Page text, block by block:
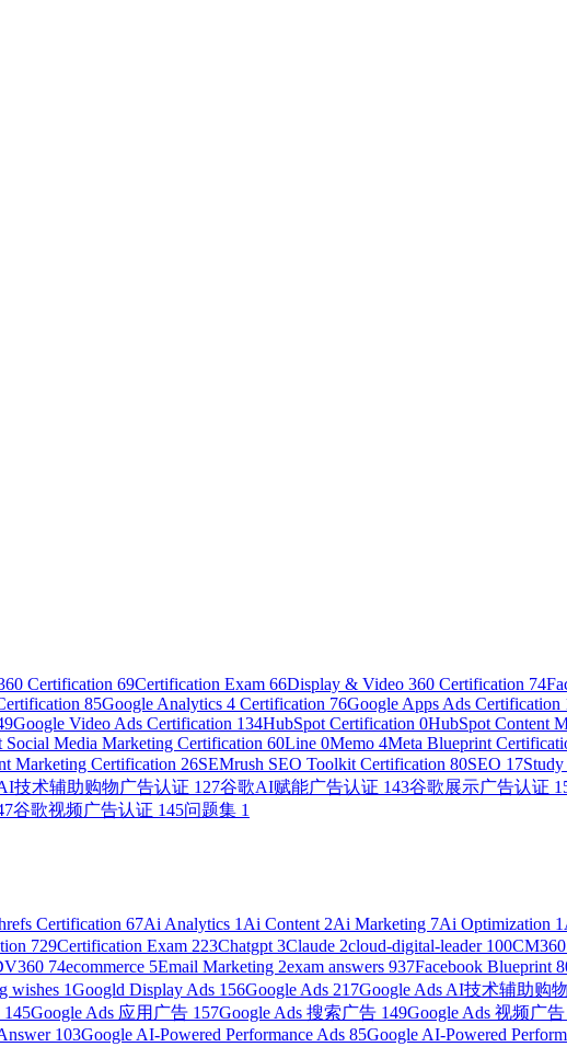
Certification 69Certification Exam 66Display & Video 360 Certification 74
85Google Analytics 4 Certification 76Google Apps Ads Certification
Google Video Ads Certification 134HubSpot Certification 0HubSpot Content
Social Media Marketing Certification 60Line 0Memo 4Meta Blueprint
Marketing Certification 26SEMrush SEO Toolkit Certification 80SEO 17Study
技术辅助购物广告认证 127谷歌AI赋能广告认证 143谷歌展示广告认证
谷歌视频广告认证 145问题集 1
Certification 67Ai Analytics 1 Ai Content 2Ai Marketing 7Ai Optimization 1
729Certification Exam 223Chatgpt 3Claude 2cloud-digital-leader 100CM360
74ecommerce 5Email Marketing 2exam answers 937Facebook Blueprint
wishes 1Googld Display Ads 156Google Ads 217Google Ads AI技术辅助购
145Google Ads 应用广告 157Google Ads 搜索广告 149Google Ads 视频广告
103Google AI-Powered Performance Ads 85Google AI-Powered